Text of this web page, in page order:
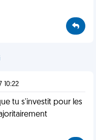
10:22
tu s'investit pour les